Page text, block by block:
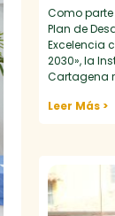
Como
Plan de
Excelencia
2030», la
Cartagena
Leer Más >